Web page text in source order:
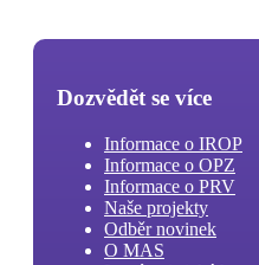
Dozvědět se více
Informace o IROP
Informace o OPZ
Informace o PRV
Naše projekty
Odběr novinek
O MAS